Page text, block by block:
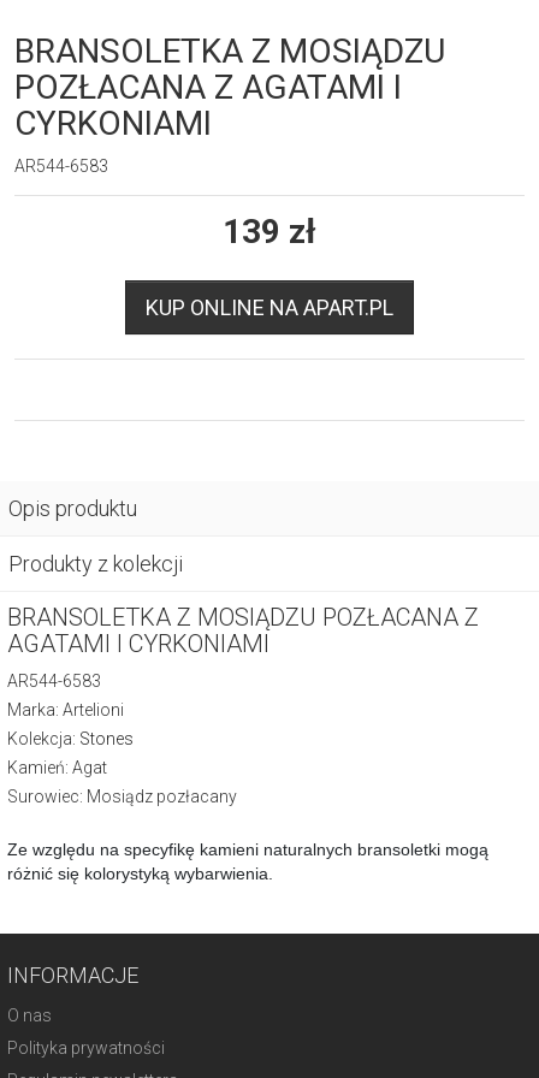
BRANSOLETKA Z MOSIĄDZU
POZŁACANA Z AGATAMI I
CYRKONIAMI
AR544-6583
139 zł
KUP ONLINE NA APART.PL
Opis produktu
Produkty z kolekcji
BRANSOLETKA Z MOSIĄDZU POZŁACANA Z
AGATAMI I CYRKONIAMI
AR544-6583
Marka: Artelioni
Kolekcja: Stones
Kamień: Agat
Surowiec: Mosiądz pozłacany
Ze względu na specyfikę kamieni naturalnych bransoletki mogą
różnić się kolorystyką wybarwienia.
INFORMACJE
O nas
Polityka prywatności